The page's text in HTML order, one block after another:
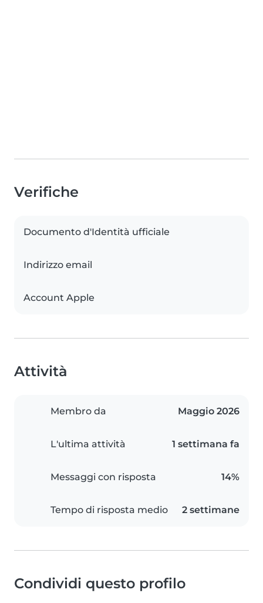
Verifiche
Documento d'Identità ufficiale
Indirizzo email
Account Apple
Attività
Membro da Maggio 2026
L'ultima attività 1 settimana fa
Messaggi con risposta 14%
Tempo di risposta medio 2 settimane
Condividi questo profilo